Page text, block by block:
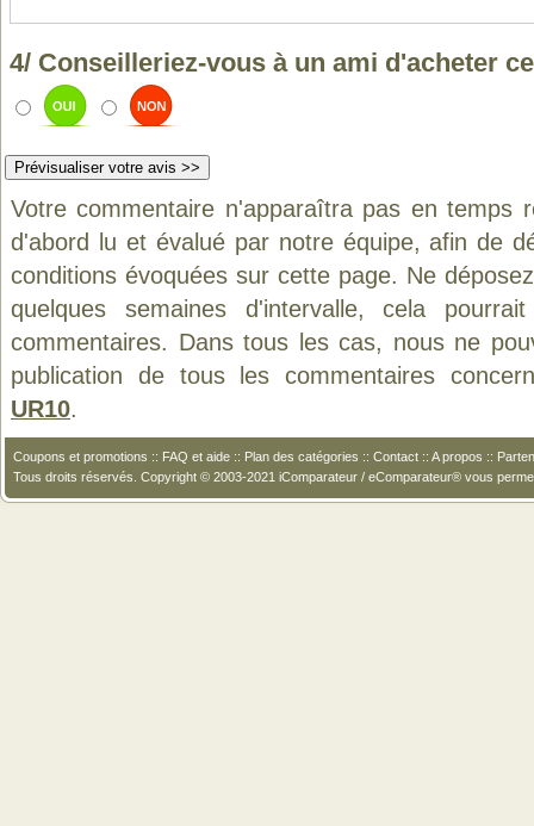
4/ Conseilleriez-vous à un ami d'acheter
Votre commentaire n'apparaîtra pas en temps
d'abord lu et évalué par notre équipe, afin de
conditions évoquées sur cette page. Ne
quelques semaines d'intervalle, cela
commentaires. Dans tous les cas, nous ne
publication de tous les commentaires
UR10.
Coupons et promotions :: FAQ et aide :: Plan des catégories :: Contact :: A propos ::
Tous droits réservés. Copyright © 2003-2021 iComparateur / eComparateur® vous